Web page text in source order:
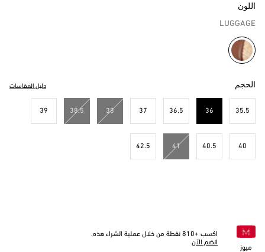
اللون
LUGGAGE
مختار
الحجم دليل المقاسات
35.5
36
36.5
37
38
38.5
39
40
40.5
41
42.5
ميوز
اكسب +810 نقطة من خلال عملية الشراء هذه.
انضم الآن